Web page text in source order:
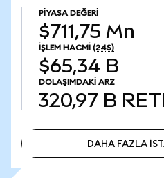
PIYASA DEĞERI
$711,75 Mn
İŞLEM HACMI (24S)
$65,34 B
DOLAŞIMDAKI ARZ
320,97 B
DAHA FAZLA